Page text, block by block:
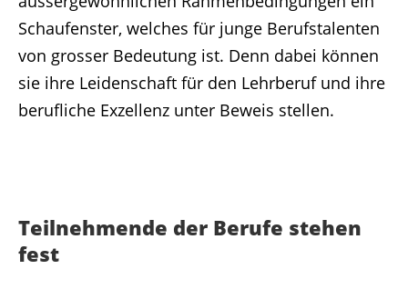
Schaufenster, welches für junge Berufstalenten
von grosser Bedeutung ist. Denn dabei können
sie ihre Leidenschaft für den Lehrberuf und ihre
berufliche Exzellenz unter Beweis stellen.
Teilnehmende der Berufe stehen
fest